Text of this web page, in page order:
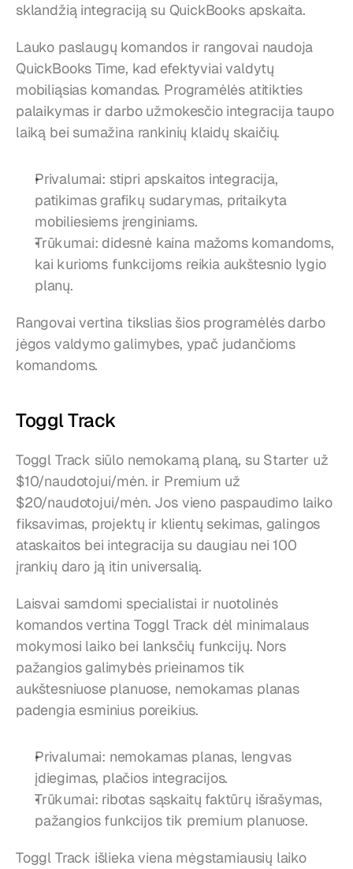
sklandžią integraciją su QuickBooks apskaita.
Lauko paslaugų komandos ir rangovai naudoja
QuickBooks Time, kad efektyviai valdytų
mobiliąsias komandas. Programėlės atitikties
palaikymas ir darbo užmokesčio integracija taupo
laiką bei sumažina rankinių klaidų skaičių.
Privalumai: stipri apskaitos integracija,
patikimas grafikų sudarymas, pritaikyta
mobiliesiems įrenginiams.
Trūkumai: didesnė kaina mažoms komandoms,
kai kurioms funkcijoms reikia aukštesnio lygio
planų.
Rangovai vertina tikslias šios programėlės darbo
jėgos valdymo galimybes, ypač judančioms
komandoms.
Toggl Track
Toggl Track siūlo nemokamą planą, su Starter už
$10/naudotojui/mėn. ir Premium už
$20/naudotojui/mėn. Jos vieno paspaudimo laiko
fiksavimas, projektų ir klientų sekimas, galingos
ataskaitos bei integracija su daugiau nei 100
įrankių daro ją itin universalią.
Laisvai samdomi specialistai ir nuotolinės
komandos vertina Toggl Track dėl minimalaus
mokymosi laiko bei lanksčių funkcijų. Nors
pažangios galimybės prieinamos tik
aukštesniuose planuose, nemokamas planas
padengia esminius poreikius.
Privalumai: nemokamas planas, lengvas
įdiegimas, plačios integracijos.
Trūkumai: ribotas sąskaitų faktūrų išrašymas,
pažangios funkcijos tik premium planuose.
Toggl Track išlieka viena mėgstamiausių laiko